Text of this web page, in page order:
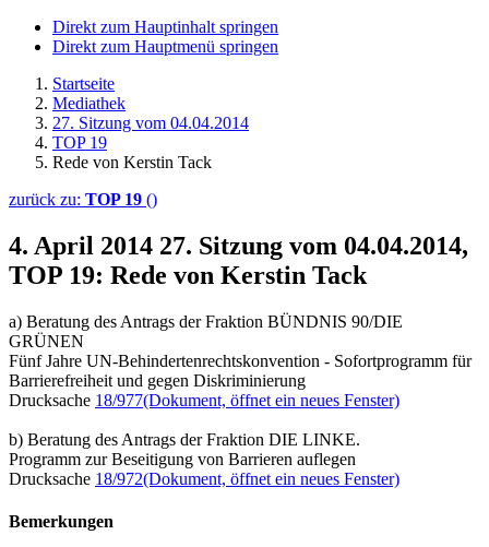
Direkt zum Hauptinhalt springen
Direkt zum Hauptmenü springen
Startseite
Mediathek
27. Sitzung vom 04.04.2014
TOP 19
Rede von Kerstin Tack
zurück zu: TOP 19 ()
4. April 2014 27. Sitzung vom 04.04.2014,
TOP 19: Rede von Kerstin Tack
a) Beratung des Antrags der Fraktion BÜNDNIS 90/DIE
GRÜNEN
Fünf Jahre UN-Behindertenrechtskonvention - Sofortprogramm für
Barrierefreiheit und gegen Diskriminierung
Drucksache 18/977(Dokument, öffnet ein neues Fenster)
b) Beratung des Antrags der Fraktion DIE LINKE.
Programm zur Beseitigung von Barrieren auflegen
Drucksache 18/972(Dokument, öffnet ein neues Fenster)
Bemerkungen